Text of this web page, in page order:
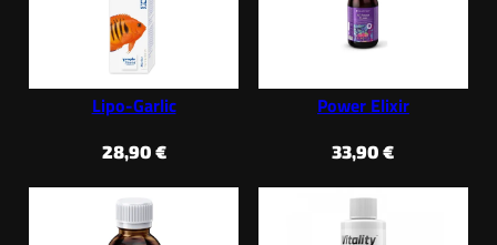
Lipo-Garlic
28,90 €
Power Elixir
33,90€